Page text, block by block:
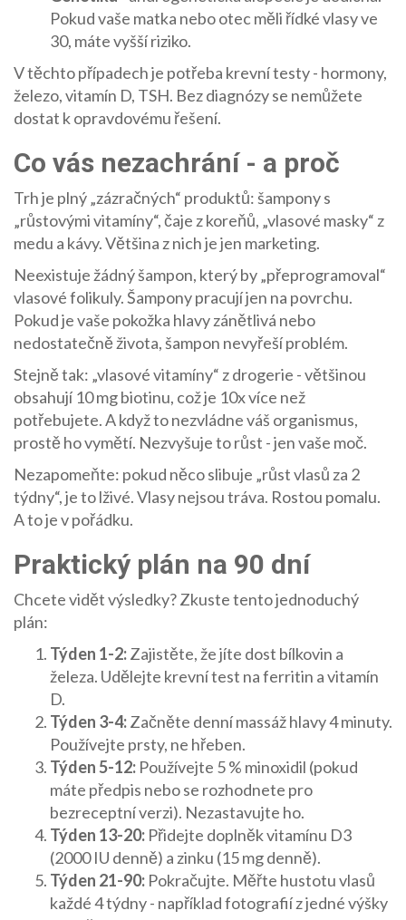
Pokud vaše matka nebo otec měli řídké vlasy ve
30, máte vyšší riziko.
V těchto případech je potřeba krevní testy - hormony,
železo, vitamín D, TSH. Bez diagnózy se nemůžete
dostat k opravdovému řešení.
Co vás nezachrání - a proč
Trh je plný „zázračných“ produktů: šampony s
„růstovými vitamíny“, čaje z koreňů, „vlasové masky“ z
medu a kávy. Většina z nich je jen marketing.
Neexistuje žádný šampon, který by „přeprogramoval“
vlasové folikuly. Šampony pracují jen na povrchu.
Pokud je vaše pokožka hlavy zánětlivá nebo
nedostatečně života, šampon nevyřeší problém.
Stejně tak: „vlasové vitamíny“ z drogerie - většinou
obsahují 10 mg biotinu, což je 10x více než
potřebujete. A když to nezvládne váš organismus,
prostě ho vymětí. Nezvyšuje to růst - jen vaše moč.
Nezapomeňte: pokud něco slibuje „růst vlasů za 2
týdny“, je to lživé. Vlasy nejsou tráva. Rostou pomalu.
A to je v pořádku.
Praktický plán na 90 dní
Chcete vidět výsledky? Zkuste tento jednoduchý
plán:
Týden 1-2:Zajistěte, že jíte dost bílkovin a
železa. Udělejte krevní test na ferritin a vitamín
D.
Týden 3-4:Začněte denní massáž hlavy 4 minuty.
Používejte prsty, ne hřeben.
Týden 5-12: Používejte 5 % minoxidil (pokud
máte předpis nebo se rozhodnete pro
bezreceptní verzi). Nezastavujte ho.
Týden 13-20: Přidejte doplněk vitamínu D3
(2000 IU denně) a zinku (15 mg denně).
Týden 21-90: Pokračujte. Měřte hustotu vlasů
každé 4 týdny - například fotografií z jedné výšky